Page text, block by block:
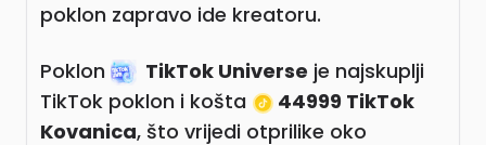
poklon zapravo ide kreatoru.
Poklon TikTok Universe je najskuplji
TikTok poklon i košta
44999 TikTok
Kovanica, što vrijedi otprilike oko